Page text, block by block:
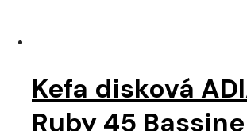
Kefa disková
Ruby 45 Bassine